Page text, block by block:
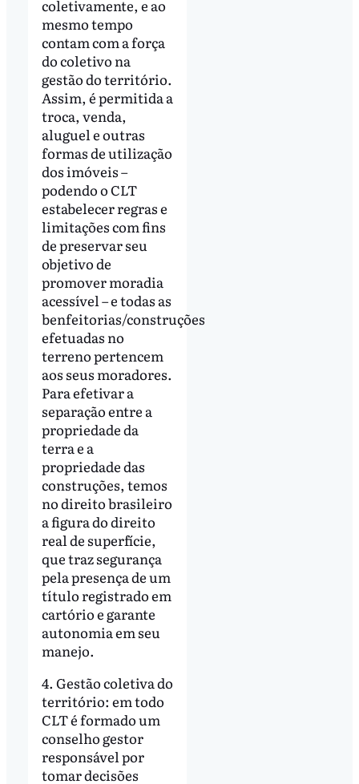
coletivamente, e ao
mesmo tempo
contam com a força
do coletivo na
gestão do território.
Assim, é permitida a
troca, venda,
aluguel e outras
formas de utilização
dos imóveis –
podendo o CLT
estabelecer regras e
limitações com fins
de preservar seu
objetivo de
promover moradia
acessível – e todas as
benfeitorias/construções
efetuadas no
terreno pertencem
aos seus moradores.
Para efetivar a
separação entre a
propriedade da
terra e a
propriedade das
construções, temos
no direito brasileiro
a figura do direito
real de superfície,
que traz segurança
pela presença de um
título registrado em
cartório e garante
autonomia em seu
manejo.
4. Gestão coletiva do
território: em todo
CLT é formado um
conselho gestor
responsável por
tomar decisões